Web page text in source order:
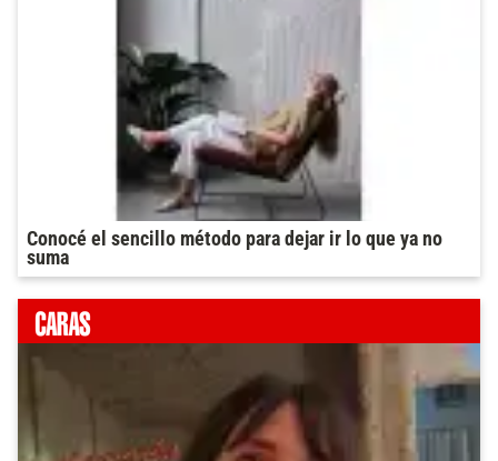
Conocé el sencillo método para dejar ir lo que ya no
suma